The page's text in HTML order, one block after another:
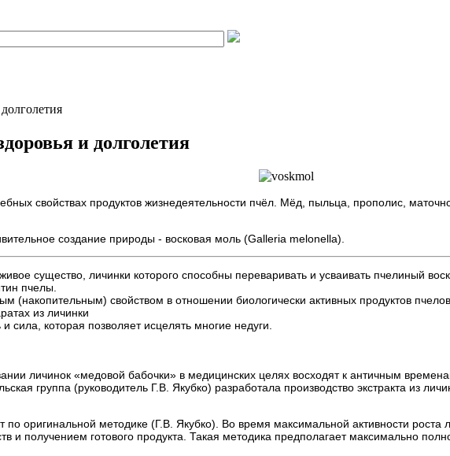
и долголетия
свойствах продуктов жизнедеятельности пчёл. Мёд, пыльца, прополис,
создание природы - восковая моль (Galleria melonella).
существо, личинки которого способны переваривать и усваивать пчелиный
пчелы.
(накопительным) свойством в отношении биологически активных продуктов
из личинки
которая позволяет исцелять многие недуги.
личинок «медовой бабочки» в медицинских целях восходят к античным
группа (руководитель Г.В. Якубко) разработала производство экстракта из
оригинальной методике (Г.В. Якубко). Во время максимальной активности роста
и получением готового продукта. Такая методика предполагает максимально